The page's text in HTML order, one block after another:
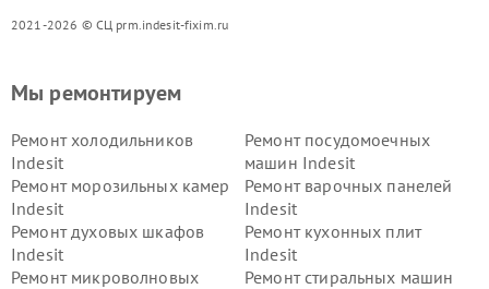
2021-2026 © СЦ prm.indesit-fixim.ru
Мы ремонтируем
Ремонт холодильников
Indesit
Ремонт посудомоечных
машин Indesit
Ремонт морозильных камер
Indesit
Ремонт варочных панелей
Indesit
Ремонт духовых шкафов
Indesit
Ремонт кухонных плит
Indesit
Ремонт микроволновых
Ремонт стиральных машин